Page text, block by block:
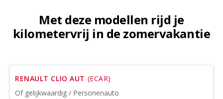
Met deze modellen rijd je
kilometervrij in de zomervakantie
RENAULT CLIO AUT (ECAR)
Of gelijkwaardig / Personenauto